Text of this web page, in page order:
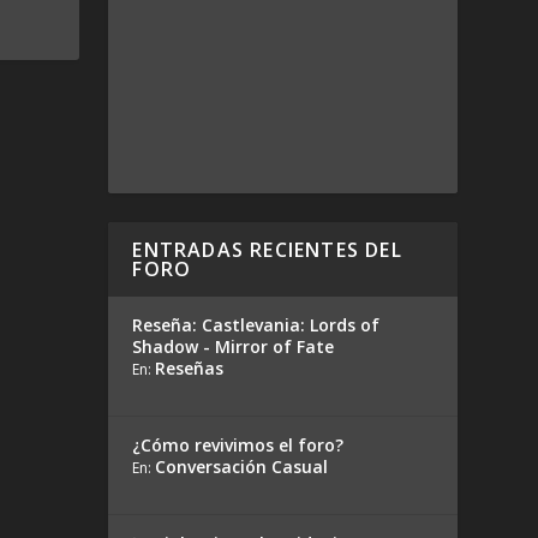
ENTRADAS RECIENTES DEL
FORO
Reseña: Castlevania: Lords of
Shadow - Mirror of Fate
En: Reseñas
¿Cómo revivimos el foro?
En: Conversación Casual